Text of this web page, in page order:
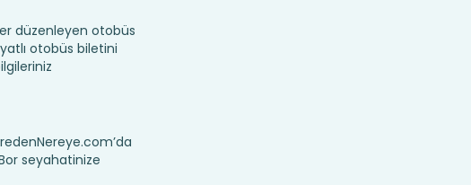
düzenleyen otobüs
otobüs biletini
seyahatinize